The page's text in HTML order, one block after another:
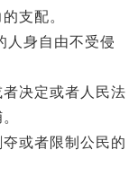
支配。
身自由不受侵
决定或者人民法
或者限制公民的